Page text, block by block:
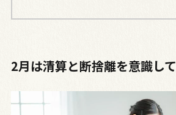
2月は清算と断捨離を意識して